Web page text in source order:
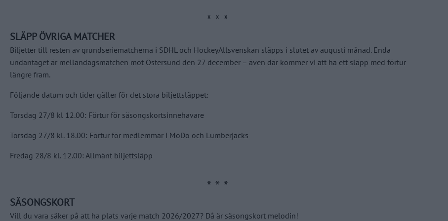
SLÄPP ÖVRIGA MATCHER
Biljetter till resten av grundseriematcherna i SDHL och HockeyAllsvenskan släpps i slutet av augusti månad. Enda
undantaget är mellandagsmatchen mot Östersund den 27 december – även där kommer vi att ha ett släpp med förtur
längre fram.
Följande datum och tider gäller för det stora biljettsläppet:
Torsdag 27/8 kl 12.00: Förtur för säsongskortsinnehavare
Torsdag 27/8 kl. 18.00: Förtur för medlemmar i MoDo och Lumberjacks
Fredag 28/8 kl. 12.00: Allmänt biljettsläpp
SÄSONGSKORT
Vill du vara säker på att ha plats varje match 2026/2027? Då är säsongskort melodin!